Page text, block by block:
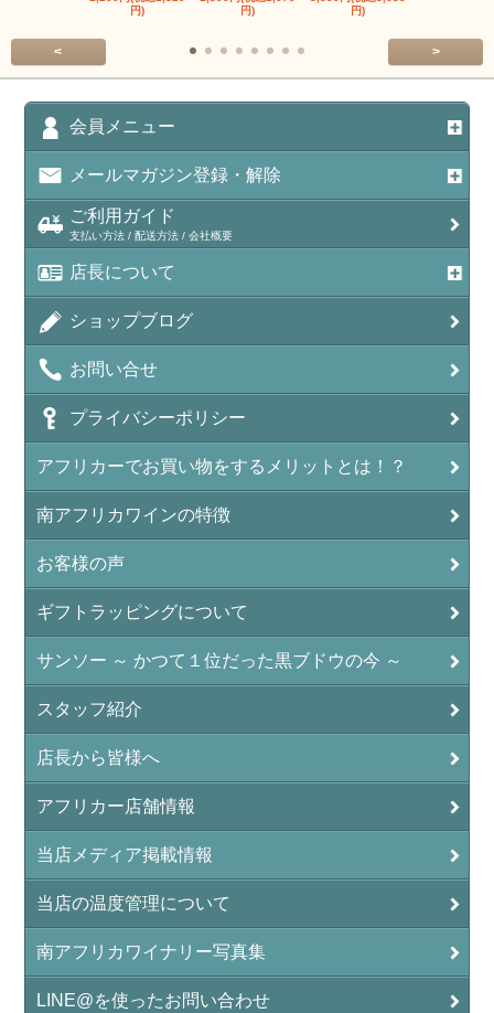
円)
円)
円)
< >
会員メニュー
メールマガジン登録・解除
ご利用ガイド
支払い方法 / 配送方法 / 会社概要
店長について
ショップブログ
お問い合せ
プライバシーポリシー
アフリカーでお買い物をするメリットとは！？
南アフリカワインの特徴
お客様の声
ギフトラッピングについて
サンソー ～ かつて１位だった黒ブドウの今 ～
スタッフ紹介
店長から皆様へ
アフリカー店舗情報
当店メディア掲載情報
当店の温度管理について
南アフリカワイナリー写真集
LINE@を使ったお問い合わせ